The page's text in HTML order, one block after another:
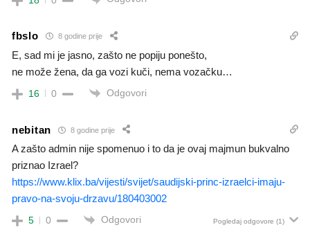
fbslo 8 godine prije
E, sad mi je jasno, zašto ne popiju ponešto,
ne može žena, da ga vozi kuči, nema vozačku…
16 0 Odgovori
nebitan 8 godine prije
A zašto admin nije spomenuo i to da je ovaj majmun bukvalno
priznao Izrael?
https://www.klix.ba/vijesti/svijet/saudijski-princ-izraelci-imaju-
pravo-na-svoju-drzavu/180403002
5 0 Odgovori Pogledaj odgovore (1)